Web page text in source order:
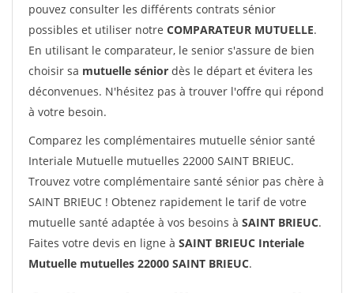
pouvez consulter les différents contrats sénior
possibles et utiliser notre COMPARATEUR MUTUELLE.
En utilisant le comparateur, le senior s'assure de bien
choisir sa mutuelle sénior dès le départ et évitera les
déconvenues. N'hésitez pas à trouver l'offre qui répond
à votre besoin.
Comparez les complémentaires mutuelle sénior santé
Interiale Mutuelle mutuelles 22000 SAINT BRIEUC.
Trouvez votre complémentaire santé sénior pas chère à
SAINT BRIEUC ! Obtenez rapidement le tarif de votre
mutuelle santé adaptée à vos besoins à SAINT BRIEUC.
Faites votre devis en ligne à SAINT BRIEUC Interiale
Mutuelle mutuelles 22000 SAINT BRIEUC.